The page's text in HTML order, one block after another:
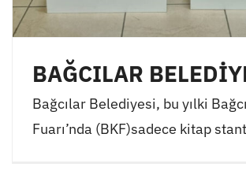
BAĞCILAR
Bağcılar Belediyesi, bu yılki
Fuarı’nda (BKF)sadece kitap